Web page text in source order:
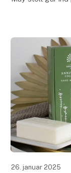
26. januar 2025